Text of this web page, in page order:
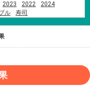
2023 2022
2024
ル
寿司
産手造り笹だんご